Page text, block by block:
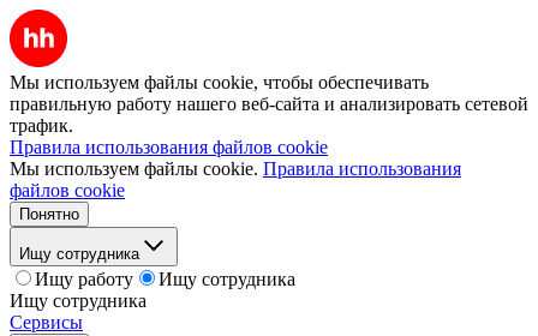
Мы используем файлы cookie, чтобы обеспечивать
правильную работу нашего веб-сайта и анализировать сетевой
трафик.
Правила использования файлов cookie
Мы используем файлы cookie. Правила использования
файлов cookie
Понятно
Ищу сотрудника
Ищу работу
Ищу сотрудника
Ищу сотрудника
Сервисы